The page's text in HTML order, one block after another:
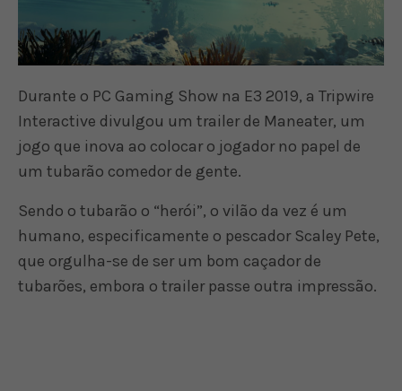
Durante o PC Gaming Show na E3 2019, a Tripwire
Interactive divulgou um trailer de Maneater, um
jogo que inova ao colocar o jogador no papel de
um tubarão comedor de gente.
Sendo o tubarão o “herói”, o vilão da vez é um
humano, especificamente o pescador Scaley Pete,
que orgulha-se de ser um bom caçador de
tubarões, embora o trailer passe outra impressão.